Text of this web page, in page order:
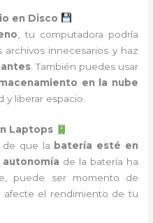
en Disco
, tu computadora podría
archivos innecesarios y haz
. También puedes usar
en la nube
y liberar espacio.
Laptops
de que la batería esté en
autonomía de la batería ha
puede ser momento de
afecte el rendimiento de tu